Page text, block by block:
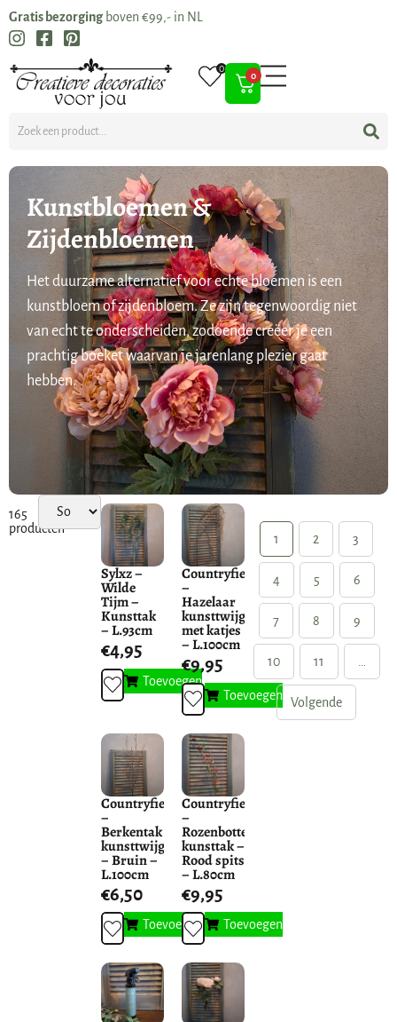
Gratis bezorging boven €99,- in NL
0
0
Kunstbloemen &
Zijdenbloemen
Het duurzame alternatief voor echte bloemen is een
kunstbloem of zijdenbloem. Ze zijn tegenwoordig niet
van echt te onderscheiden, zodoende creëer je een
prachtig boeket waarvan je jarenlang plezier gaat
hebben.
165
producten
Sylxz –
Wilde
Tijm –
Kunsttak
– L.93cm
€4,95
Toevoegen
Countryfield
–
Hazelaar
kunsttwijg
met katjes
– L.100cm
€9,95
Toevoegen
Countryfield
–
Berkentak
kunsttwijg
– Bruin –
L.100cm
€6,50
Toevoegen
Countryfield
–
Rozenbottel
kunsttak –
Rood spits
– L.80cm
€9,95
Toevoegen
1 2 3
4 5 6
7 8 9
10 11 …
Volgende